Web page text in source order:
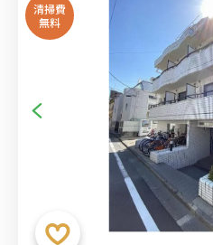
清掃費
無料